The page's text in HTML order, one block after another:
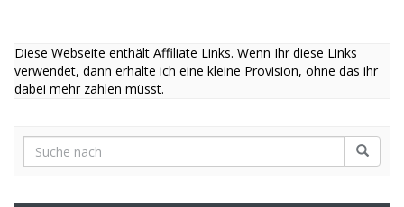
Diese Webseite enthält Affiliate Links. Wenn Ihr diese Links
verwendet, dann erhalte ich eine kleine Provision, ohne das ihr
dabei mehr zahlen müsst.